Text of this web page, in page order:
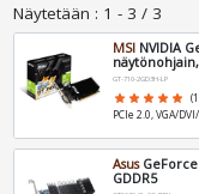
Näytetään : 1 - 3 / 3
MSI NVIDIA
näytönohjain,
GT-710-2GD3H-LP
star star star star star
PCIe 2.0, VGA/
AsusGeForce
GDDR5